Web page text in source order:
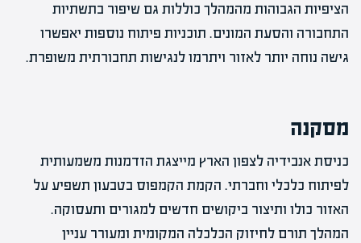
הציפיות הגבוהות מהמהלך כוללות גם שיפור בתשתיות
התחבורה והסעת המונים. תוכניות פיתוח נוספות יאפשרו
גישה נוחה יותר לאזור ויתרמו לנגישות תחבורתית משופרת.
מסקנה
כניסת אנבידיה לצפון הארץ מייצגת הזדמנות משמעותית
לפיתוח כלכלי וחברתי. הקמת הקמפוס בטבעון תשפיע על
האזור כולו ותיצור ביקושים חדשים למגורים ותעסוקה.
המהלך תורם לחיזוק הכלכלה המקומית ומעורר עניין